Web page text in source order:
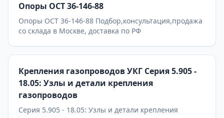
Опоры ОСТ 36-146-88
Опоры ОСТ 36-146-88 Подбор,консультация,продажа
со склада в Москве, доставка по РФ
Крепления газопроводов УКГ Серия 5.905 -
18.05: Узлы и детали крепления
газопроводов
Серия 5.905 - 18.05: Узлы и детали крепления